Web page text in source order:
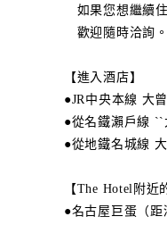
如果您想繼續住
歡迎隨時洽詢。
【進入酒店】
●JR中央本線 大
●從名鐵瀨戶線
●從地鐵名城線
【The Hotel附近
●名古屋巨蛋（距